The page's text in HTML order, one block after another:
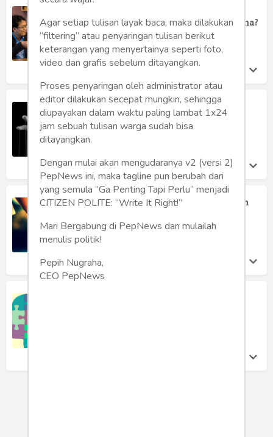
Bicarakan dalam Percakapan Pertama?
Suko Waspodo
Minggu 30 Oct, 2022
10 Tanda Awal Pria Pengendali
Suko Waspodo
Senin 22 Aug, 2022
Bahasa Tubuh Rahasia dari Sentuhan
Senin 15 Aug, 2022
Agar setiap tulisan layak baca, maka dilakukan
“filtering” atau penyaringan tulisan berikut
keterangan yang menyertainya seperti foto,
video dan grafis sebelum ditayangkan.
Proses penyaringan oleh administrator atau
editor dilakukan secepat mungkin, sehingga
diupayakan dalam waktu paling lambat 1x24
jam sebuah tulisan warga sudah bisa
ditayangkan.
Dengan mulai akan mengudaranya v2 (versi 2)
PepNews ini, maka tagline pun berubah dari
yang semula “Ga Penting Tapi Perlu” menjadi
CITIZEN POLITE: “Write It Right!”
Mari Bergabung di PepNews dan mulailah
menulis politik!
Pepih Nugraha,
CEO PepNews